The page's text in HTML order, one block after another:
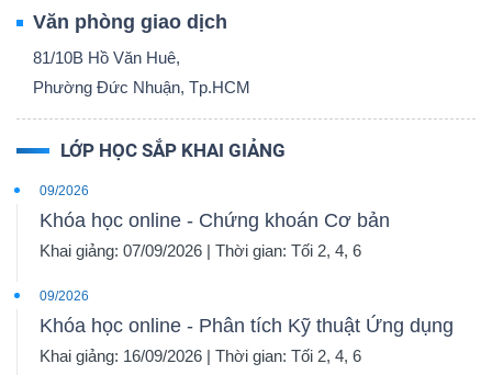
Văn phòng giao dịch
81/10B Hồ Văn Huê,
Phường Đức Nhuận, Tp.HCM
LỚP HỌC SẮP KHAI GIẢNG
09/2026
Khóa học online - Chứng khoán Cơ bản
Khai giảng: 07/09/2026 | Thời gian: Tối 2, 4, 6
09/2026
Khóa học online - Phân tích Kỹ thuật Ứng dụng
Khai giảng: 16/09/2026 | Thời gian: Tối 2, 4, 6
liệu